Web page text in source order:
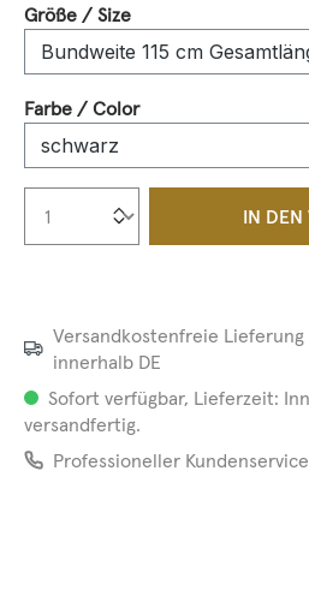
Größe / Sizeauswählen
Farbe / Colorauswählen
Produkt Anzahl: Gib
IN DEN
Versandkostenfreie
innerhalb DE
Sofort verfügbar, Lieferzeit:
versandfertig.
Professioneller Kundenservice